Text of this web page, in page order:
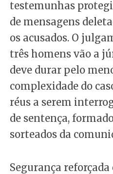
testemunhas
de mensagens
os acusados. O
três homens vão a
deve durar pelo
complexidade do
réus a serem
de sentença,
sorteados da
Segurança